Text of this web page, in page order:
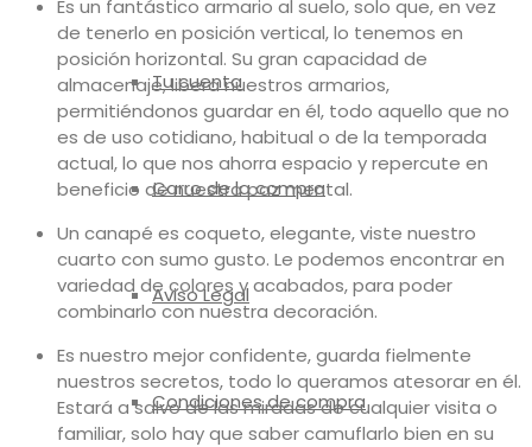
Tu cuenta
Carro de la compra
Aviso Legal
Condiciones de compra
Es un fantástico armario al suelo, solo que, en vez
de tenerlo en posición vertical, lo tenemos en
posición horizontal. Su gran capacidad de
almacenaje, libera nuestros armarios,
permitiéndonos guardar en él, todo aquello que no
es de uso cotidiano, habitual o de la temporada
actual, lo que nos ahorra espacio y repercute en
beneficio de nuestra paz mental.
Un canapé es coqueto, elegante, viste nuestro
cuarto con sumo gusto. Le podemos encontrar en
variedad de colores y acabados, para poder
combinarlo con nuestra decoración.
Es nuestro mejor confidente, guarda fielmente
nuestros secretos, todo lo queramos atesorar en él.
Estará a salvo de las miradas de cualquier visita o
familiar, solo hay que saber camuflarlo bien en su